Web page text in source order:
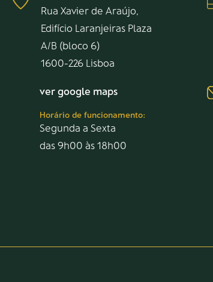
Rua Xavier de Araújo,
Edifício Laranjeiras Plaza
A/B (bloco 6)
1600-226 Lisboa
ver google maps
Horário de funcionamento:
Segunda a Sexta
das 9h00 às 18h00